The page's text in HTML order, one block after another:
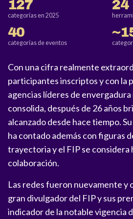
127
categorías en 2025
24
40
categorías de eventos
Con una cifra realmente
participantes inscriptos y con la
agencias líderes de envergadura
consolida, después de 26 años
alcanzado desde hace tiempo.
ha contado además con figuras
trayectoria y el FIP se considera
colaboración.
Las redes fueron nuevamente y
gran divulgador del FIP y sus
indicador de la notable vigencia